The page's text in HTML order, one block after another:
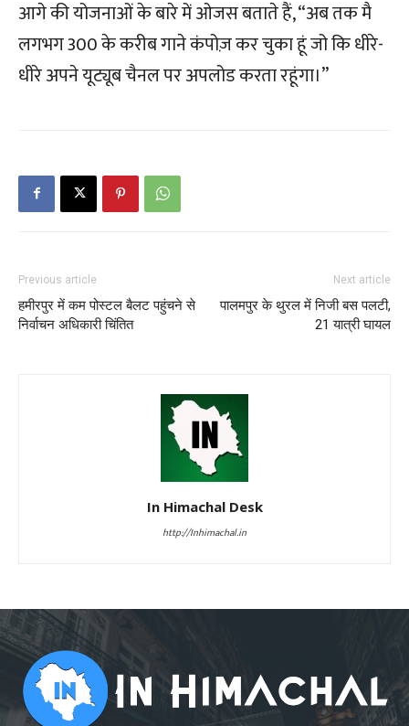
आगे की योजनाओं के बारे में ओजस बताते हैं, “अब तक मै
लगभग 300 के करीब गाने कंपोज़ कर चुका हूं जो कि धीरे-
धीरे अपने यूट्यूब चैनल पर अपलोड करता रहूंगा।”
Previous article
हमीरपुर में कम पोस्टल बैलट पहुंचने से
निर्वाचन अधिकारी चिंतित
Next article
पालमपुर के थुरल में निजी बस पलटी,
21 यात्री घायल
In Himachal Desk
http://Inhimachal.in